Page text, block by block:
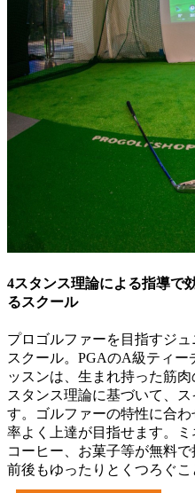
4スタンス理論による指導で
るスクール
プロゴルファーを目指すジ
スクール。PGAのA級ティ
ッスンは、生まれ持った筋
スタンス理論に基づいて、
す。ゴルファーの特性に合
率よく上達が目指せます。ミ
コーヒー、お菓子等が無料
前後もゆったりとくつろぐこ